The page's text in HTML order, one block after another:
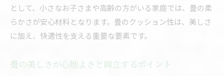
畳のメリットとデメリットを徹底解説
健康面で注目される畳の優れた特性
畳が快適な住環境に与える影響とは
家族の安全に配慮した畳のおすすめ理由
として、小さなお子さまや高齢の方がいる家庭では、畳の柔
らかさが安心材料となります。畳のクッション性は、美しさ
に加え、快適性を支える重要な要素です。
畳の美しさが心地よさと両立するポイント